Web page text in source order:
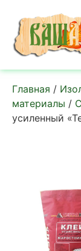
Главная /
материалы /
усиленный